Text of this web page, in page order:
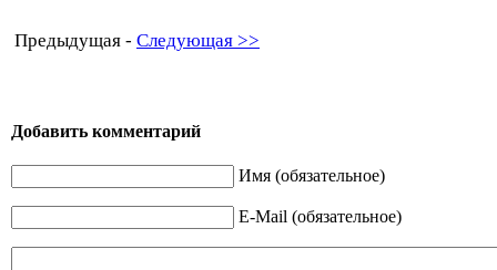
Предыдущая - Следующая >>
Добавить комментарий
Имя (обязательное)
E-Mail (обязательное)